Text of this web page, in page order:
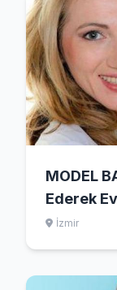
MODEL
Ederek
İzmir